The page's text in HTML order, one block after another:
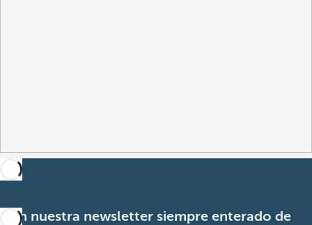
Con nuestra newsletter siempre enterado de